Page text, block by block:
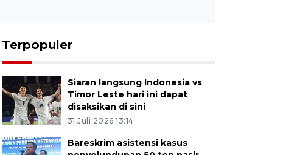
Terpopuler
Siaran langsung Indonesia vs
Timor Leste hari ini dapat
disaksikan di sini
31 Juli 2026 13:14
Bareskrim asistensi kasus